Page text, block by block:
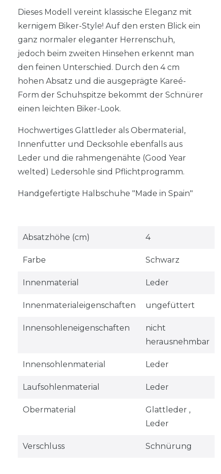
Dieses Modell vereint klassische Eleganz mit
kernigem Biker-Style! Auf den ersten Blick ein
ganz normaler eleganter Herrenschuh,
jedoch beim zweiten Hinsehen erkennt man
den feinen Unterschied. Durch den 4 cm
hohen Absatz und die ausgeprägte Kareé-
Form der Schuhspitze bekommt der Schnürer
einen leichten Biker-Look.
Hochwertiges Glattleder als Obermaterial,
Innenfutter und Decksohle ebenfalls aus
Leder und die rahmengenähte (Good Year
welted) Ledersohle sind Pflichtprogramm.
Handgefertigte Halbschuhe "Made in Spain"
Absatzhöhe (cm) 4
Farbe Schwarz
Innenmaterial Leder
Innenmaterialeigenschaften ungefüttert
Innensohleneigenschaften
nicht
herausnehmbar
Innensohlenmaterial Leder
Laufsohlenmaterial Leder
Obermaterial
Glattleder ,
Leder
Verschluss Schnürung